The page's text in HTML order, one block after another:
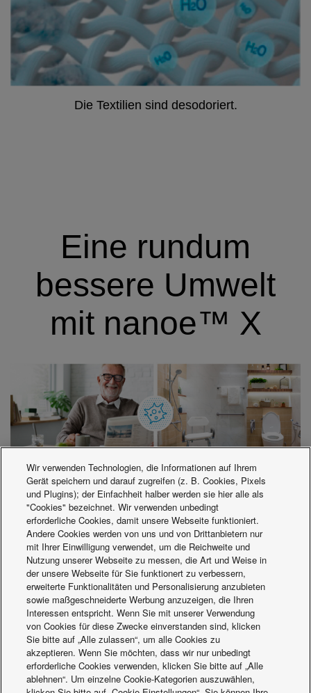
Die Textilien sind desodoriert.
Eine rundum
bessere Umwelt
mit nanoe™ X
Bekämpft anhaltende
Essensgerüche.
Dank nanoe™ X können die Bewohner ihre Freizeit
genießen, ohne dass der unangenehme Geruch der
letzten Mahlzeit noch in der Luft hängt.
Reduziert unangenehme
Gerüche.
In einem Pflegeheim sind Sie wahrscheinlich mit
Wir verwenden Technologien, die Informationen auf Ihrem
Gerät speichern und darauf zugreifen (z. B. Cookies, Pixels
und Plugins); der Einfachheit halber werden sie hier alle als
"Cookies" bezeichnet. Wir verwenden unbedingt
erforderliche Cookies, damit unsere Webseite funktioniert.
Andere Cookies werden von uns und von Drittanbietern nur
mit Ihrer Einwilligung verwendet, um die Reichweite und
Nutzung unserer Webseite zu messen, die Art und Weise in
der unsere Webseite für Sie funktionert zu verbessern,
erweiterte Funktionalitäten und Personalisierung anzubieten
sowie maßgeschneiderte Werbung anzuzeigen, die Ihren
Interessen entspricht. Wenn Sie mit unserer Verwendung
von Cookies für diese Zwecke einverstanden sind, klicken
Sie bitte auf „Alle zulassen“, um alle Cookies zu
akzeptieren. Wenn Sie möchten, dass wir nur unbedingt
erforderliche Cookies verwenden, klicken Sie bitte auf „Alle
ablehnen“. Um einzelne Cookie-Kategorien auszuwählen,